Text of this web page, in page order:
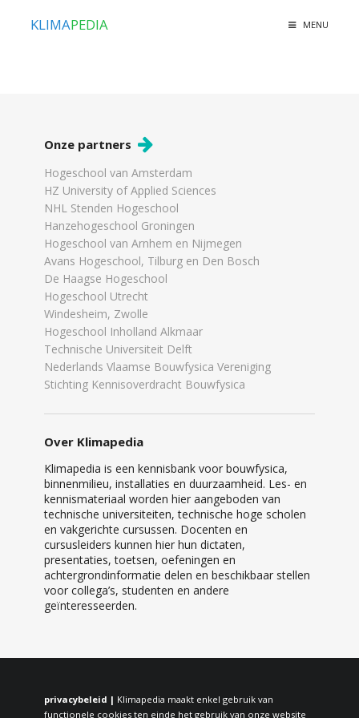
KLIMAPEDIA MENU
Onze partners
Hogeschool van Amsterdam
HZ University of Applied Sciences
NHL Stenden Hogeschool
Hanzehogeschool Groningen
Hogeschool van Arnhem en Nijmegen
Avans Hogeschool, Tilburg en Den Bosch
De Haagse Hogeschool
Hogeschool Utrecht
Windesheim, Zwolle
Hogeschool Inholland Alkmaar
Technische Universiteit Delft
Nederlands Vlaamse Bouwfysica Vereniging
Stichting Kennisoverdracht Bouwfysica
Over Klimapedia
Klimapedia is een kennisbank voor bouwfysica,
binnenmilieu, installaties en duurzaamheid. Les- en
kennismateriaal worden hier aangeboden van
technische universiteiten, technische hoge scholen
en vakgerichte cursussen. Docenten en
cursusleiders kunnen hier hun dictaten,
presentaties, toetsen, oefeningen en
achtergrondinformatie delen en beschikbaar stellen
voor collega’s, studenten en andere
geïnteresseerden.
privacybeleid | Klimapedia maakt enkel gebruik van
functionele cookies ten einde het gebruik van onze website